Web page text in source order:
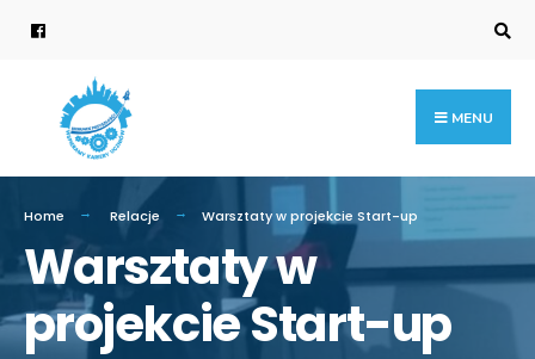
MENU
Home Relacje Warsztaty w projekcie Start-up
Warsztaty w
projekcie Start-up